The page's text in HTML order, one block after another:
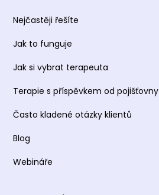
Nejčastěji řešíte
Jak to funguje
Jak si vybrat terapeuta
Terapie s příspěvkem od pojišťovny
Často kladené otázky klientů
Blog
Webináře